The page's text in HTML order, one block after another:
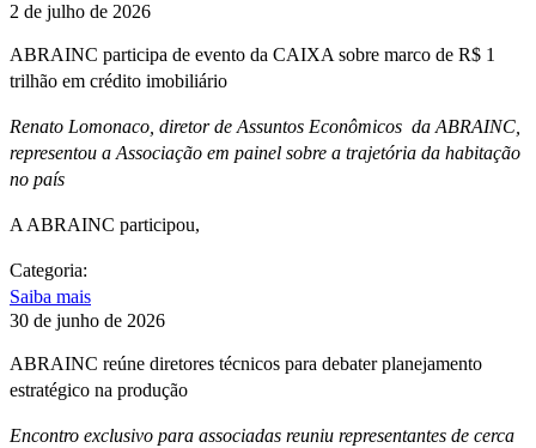
2 de julho de 2026
ABRAINC participa de evento da CAIXA sobre marco de R$ 1
trilhão em crédito imobiliário
Renato Lomonaco, diretor de Assuntos Econômicos da ABRAINC,
representou a Associação em painel sobre a trajetória da habitação
no país
A ABRAINC participou,
Categoria:
Saiba mais
30 de junho de 2026
ABRAINC reúne diretores técnicos para debater planejamento
estratégico na produção
Encontro exclusivo para associadas reuniu representantes de cerca